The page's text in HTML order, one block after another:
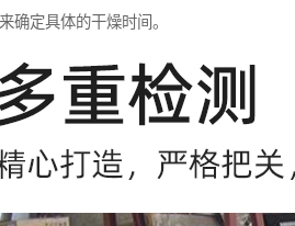
确定具体的干燥时间。